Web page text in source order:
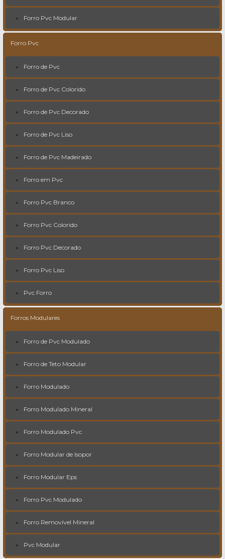
Forro Pvc Modular
Forro Pvc
Forro de Pvc
Forro de Pvc Colorido
Forro de Pvc Decorado
Forro de Pvc Liso
Forro de Pvc Madeirado
Forro em Pvc
Forro Pvc Branco
Forro Pvc Colorido
Forro Pvc Decorado
Forro Pvc Liso
Pvc Forro
Forros Modulares
Forro de Pvc Modulado
Forro de Teto Modular
Forro Modulado
Forro Modulado Mineral
Forro Modulado Pvc
Forro Modular de Isopor
Forro Modular Eps
Forro Pvc Modulado
Forro Removível Mineral
Pvc Modular